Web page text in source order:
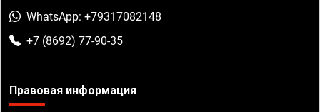
WhatsApp: +79317082148
+7 (8692) 77-90-35
Правовая информация